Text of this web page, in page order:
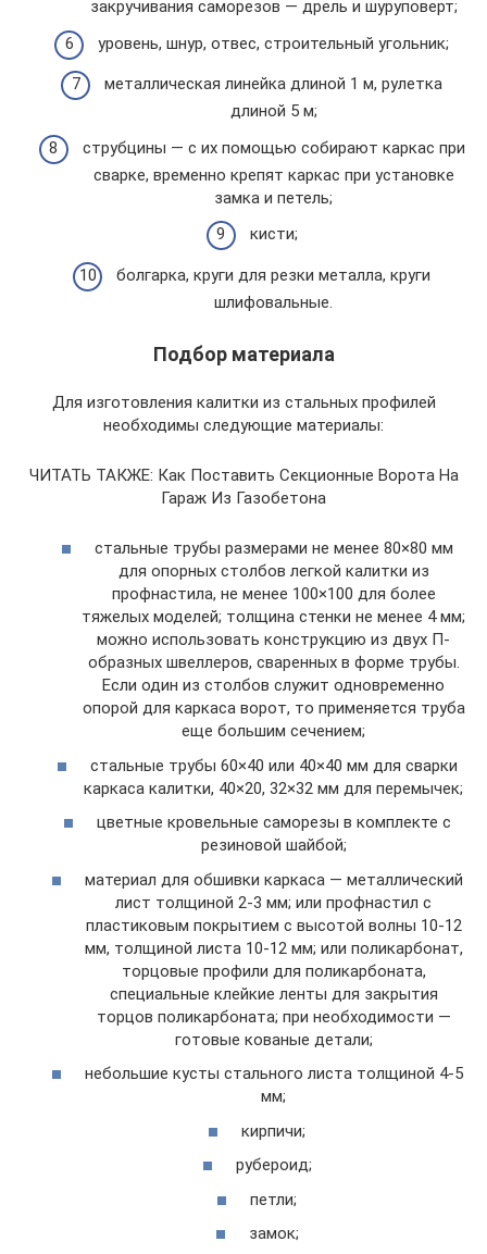
закручивания саморезов — дрель и шуруповерт;
уровень, шнур, отвес, строительный угольник;
металлическая линейка длиной 1 м, рулетка
длиной 5 м;
струбцины — с их помощью собирают каркас при
сварке, временно крепят каркас при установке
замка и петель;
кисти;
болгарка, круги для резки металла, круги
шлифовальные.
Подбор материала
Для изготовления калитки из стальных профилей
необходимы следующие материалы:
ЧИТАТЬ ТАКЖЕ: Как Поставить Секционные Ворота На
Гараж Из Газобетона
стальные трубы размерами не менее 80×80 мм
для опорных столбов легкой калитки из
профнастила, не менее 100×100 для более
тяжелых моделей; толщина стенки не менее 4 мм;
можно использовать конструкцию из двух П-
образных швеллеров, сваренных в форме трубы.
Если один из столбов служит одновременно
опорой для каркаса ворот, то применяется труба
еще большим сечением;
стальные трубы 60×40 или 40×40 мм для сварки
каркаса калитки, 40×20, 32×32 мм для перемычек;
цветные кровельные саморезы в комплекте с
резиновой шайбой;
материал для обшивки каркаса — металлический
лист толщиной 2-3 мм; или профнастил с
пластиковым покрытием с высотой волны 10-12
мм, толщиной листа 10-12 мм; или поликарбонат,
торцовые профили для поликарбоната,
специальные клейкие ленты для закрытия
торцов поликарбоната; при необходимости —
готовые кованые детали;
небольшие кусты стального листа толщиной 4-5
мм;
кирпичи;
рубероид;
петли;
замок;